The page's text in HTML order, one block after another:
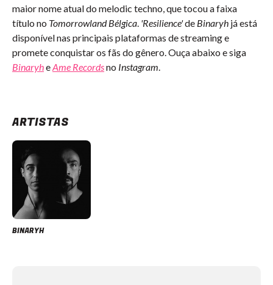
maior nome atual do melodic techno, que tocou a faixa
título no Tomorrowland Bélgica. 'Resilience'de Binaryh já está
disponível nas principais plataformas de streaming e
promete conquistar os fãs do gênero. Ouça abaixo e siga
BinaryheAme Recordsno Instagram.
ARTISTAS
BINARYH